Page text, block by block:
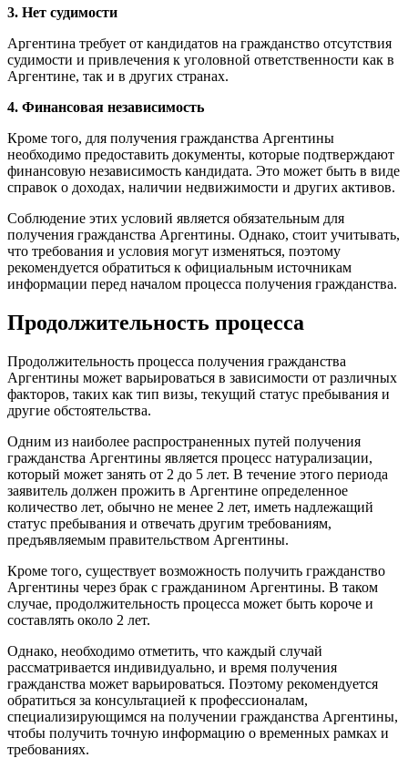
3. Нет судимости
Аргентина требует от кандидатов на гражданство отсутствия
судимости и привлечения к уголовной ответственности как в
Аргентине, так и в других странах.
4. Финансовая независимость
Кроме того, для получения гражданства Аргентины
необходимо предоставить документы, которые подтверждают
финансовую независимость кандидата. Это может быть в виде
справок о доходах, наличии недвижимости и других активов.
Соблюдение этих условий является обязательным для
получения гражданства Аргентины. Однако, стоит учитывать,
что требования и условия могут изменяться, поэтому
рекомендуется обратиться к официальным источникам
информации перед началом процесса получения гражданства.
Продолжительность процесса
Продолжительность процесса получения гражданства
Аргентины может варьироваться в зависимости от различных
факторов, таких как тип визы, текущий статус пребывания и
другие обстоятельства.
Одним из наиболее распространенных путей получения
гражданства Аргентины является процесс натурализации,
который может занять от 2 до 5 лет. В течение этого периода
заявитель должен прожить в Аргентине определенное
количество лет, обычно не менее 2 лет, иметь надлежащий
статус пребывания и отвечать другим требованиям,
предъявляемым правительством Аргентины.
Кроме того, существует возможность получить гражданство
Аргентины через брак с гражданином Аргентины. В таком
случае, продолжительность процесса может быть короче и
составлять около 2 лет.
Однако, необходимо отметить, что каждый случай
рассматривается индивидуально, и время получения
гражданства может варьироваться. Поэтому рекомендуется
обратиться за консультацией к профессионалам,
специализирующимся на получении гражданства Аргентины,
чтобы получить точную информацию о временных рамках и
требованиях.